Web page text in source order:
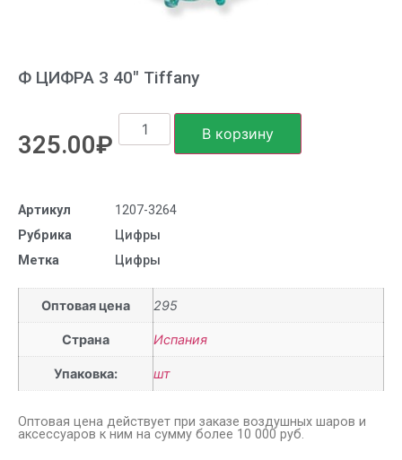
Ф ЦИФРА 3 40″ Tiffany
325.00₽ В корзину
Артикул
1207-3264
Рубрика
Цифры
Метка
Цифры
Оптовая цена 295
Страна Испания
Упаковка: шт
Оптовая цена действует при заказе воздушных шаров и
аксессуаров к ним на сумму более 10 000 руб.